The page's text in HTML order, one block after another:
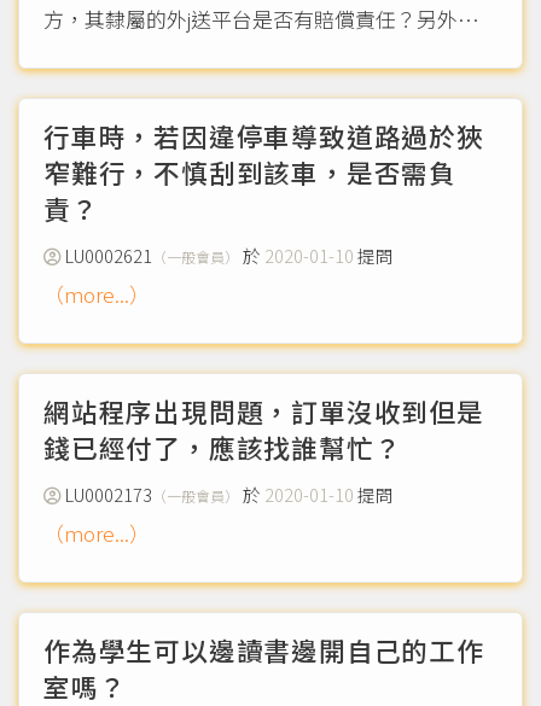
方，其隸屬的外j送平台是否有賠償責任？另外，
嗎？（more...）
行車時，若因違停車導致道路過於狹
窄難行，不慎刮到該車，是否需負
責？
LU0002621 （一般會員） 於 2020-01-10提問
（more...）
網站程序出現問題，訂單沒收到但是
錢已經付了，應該找誰幫忙？
LU0002173 （一般會員） 於 2020-01-10提問
（more...）
作為學生可以邊讀書邊開自己的工作
室嗎？